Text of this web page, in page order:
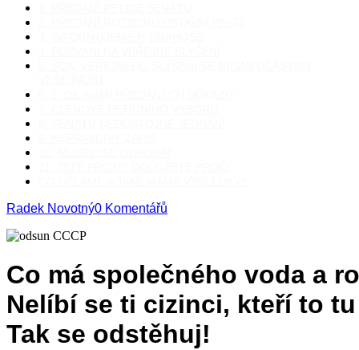
Radek Novotný0 Komentářů
Co má společného voda a
Nelíbí se ti cizinci, kteří to
Tak se odstěhuj!